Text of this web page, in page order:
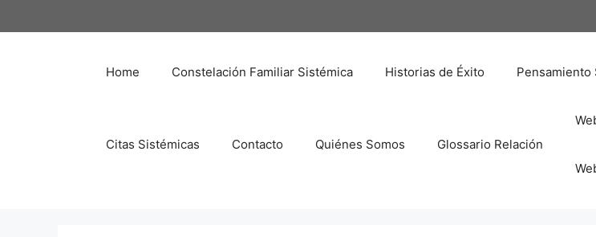
al
Home Constelación Familiar Sistémica Historias de Éxito Pensamiento
Citas Sistémicas Contacto Quiénes Somos Glossario Relación